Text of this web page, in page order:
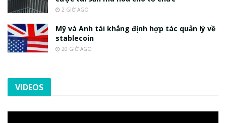
2 GIỜ AGO
Mỹ và Anh tái khẳng định hợp tác quản lý về
stablecoin
20 GIỜ AGO
VIDEOS